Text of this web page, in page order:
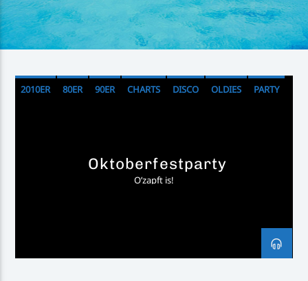
Call Me Up
James Fortress, Lacey
2010ER 80ER 90ER CHARTS DISCO OLDIES PARTY
Oktoberfestparty
O’zapft is!